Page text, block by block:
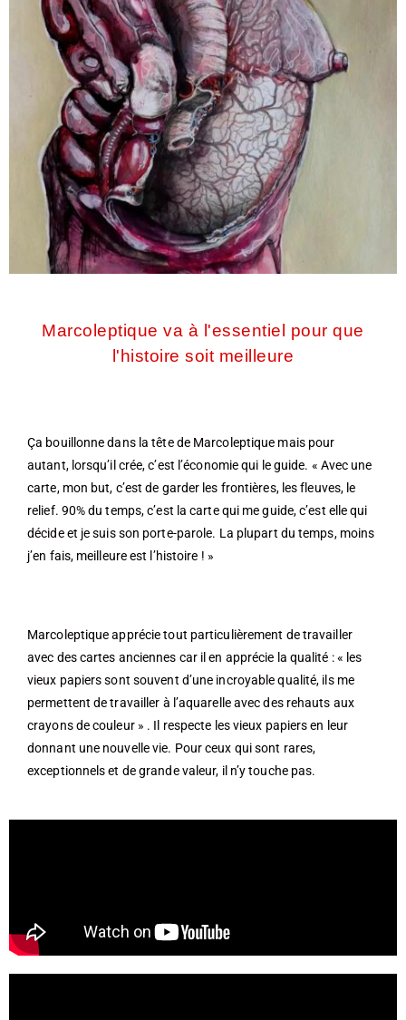
Marcoleptique va à l'essentiel pour que
l'histoire soit meilleure
Ça bouillonne dans la tête de Marcoleptique mais pour
autant, lorsqu’il crée, c’est l’économie qui le guide. « Avec une
carte, mon but, c’est de garder les frontières, les fleuves, le
relief. 90% du temps, c’est la carte qui me guide, c’est elle qui
décide et je suis son porte-parole. La plupart du temps, moins
j’en fais, meilleure est l’histoire ! »
Marcoleptique apprécie tout particulièrement de travailler
avec des cartes anciennes car il en apprécie la qualité : « les
vieux papiers sont souvent d’une incroyable qualité, ils me
permettent de travailler à l’aquarelle avec des rehauts aux
crayons de couleur » . Il respecte les vieux papiers en leur
donnant une nouvelle vie. Pour ceux qui sont rares,
exceptionnels et de grande valeur, il n’y touche pas.